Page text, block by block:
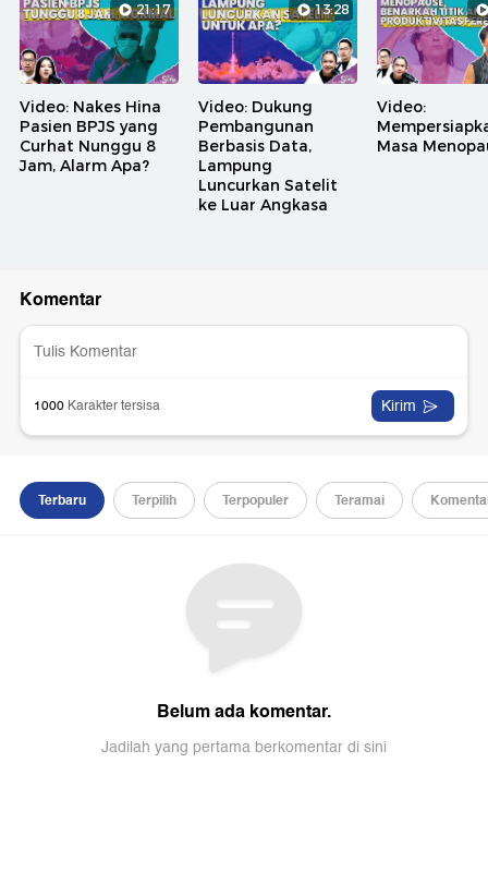
21:17
Video: Nakes Hina
Pasien BPJS yang
Curhat Nunggu 8
Jam, Alarm Apa?
13:28
Video: Dukung
Pembangunan
Berbasis Data,
Lampung
Luncurkan Satelit
ke Luar Angkasa
Video:
Masa